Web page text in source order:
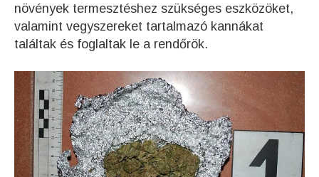
növények termesztéshez szükséges eszközöket,
valamint vegyszereket tartalmazó kannákat
találtak és foglaltak le a rendőrök.